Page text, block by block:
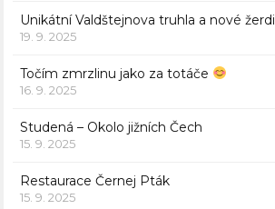
Unikátní Valdštejnova truhla a nové žerdi
19. 9. 2025
Točím zmrzlinu jako za totáče
16. 9. 2025
Studená – Okolo jižních Čech
15. 9. 2025
Restaurace Černej Pták
15. 9. 2025